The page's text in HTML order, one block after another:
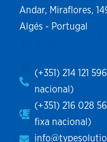
Andar, Miraflores,
Algés - Portugal
(+351) 214 121
nacional)
(+351) 216 028
fixa nacional)